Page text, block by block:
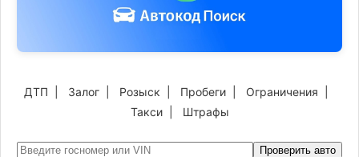
ДТП Залог Розыск Пробеги Ограничения
Такси| Штрафы
Проверить авто